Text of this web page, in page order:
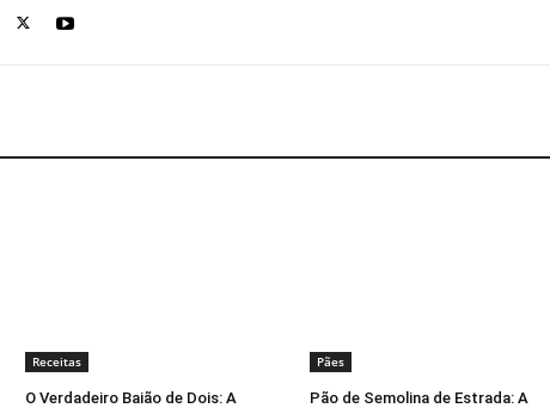
Receitas
O Verdadeiro Baião de Dois: A
Pães
Pão de Semolina de Estrada: A